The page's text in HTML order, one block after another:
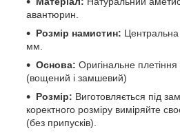
авантюрин.
Розмір намистин:
мм.
Основа: Оригінальне
(вощений і замшевий)
Розмір: Виготовляється під
коректного розміру виміряйте
(без припусків).